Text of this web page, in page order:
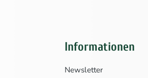
Informationen
Newsletter